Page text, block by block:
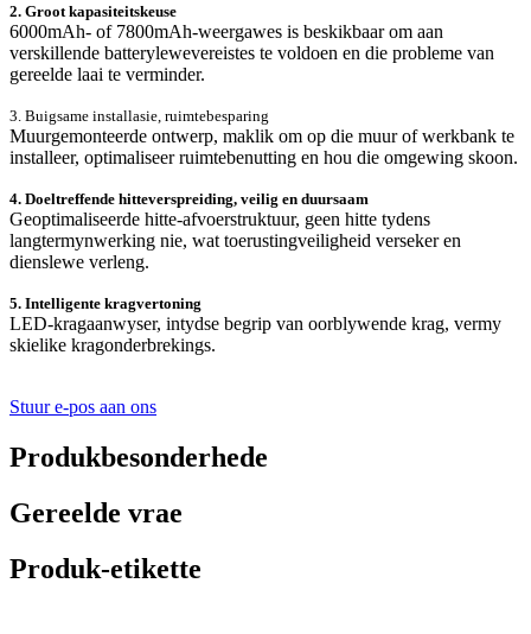
2. Groot kapasiteitskeuse
6000mAh- of 7800mAh-weergawes is beskikbaar om aan
verskillende batterylewevereistes te voldoen en die probleme van
gereelde laai te verminder.
3. Buigsame installasie, ruimtebesparing
Muurgemonteerde ontwerp, maklik om op die muur of werkbank te
installeer, optimaliseer ruimtebenutting en hou die omgewing skoon.
4. Doeltreffende hitteverspreiding, veilig en duursaam
Geoptimaliseerde hitte-afvoerstruktuur, geen hitte tydens
langtermynwerking nie, wat toerustingveiligheid verseker en
dienslewe verleng.
5. Intelligente kragvertoning
LED-kragaanwyser, intydse begrip van oorblywende krag, vermy
skielike kragonderbrekings.
Stuur e-pos aan ons
Produkbesonderhede
Gereelde vrae
Produk-etikette